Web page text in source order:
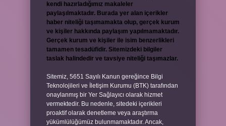
kendi hazırladığımız makaleler
paylaşılmaktadır. Burada yer alan içerikler
haber niteliği taşımamakta olup, gerçek kurum
ve kişiler hakkında paylaşım yapılmamaktadır.
Gerçek kurum ve kişiler ile isim benzerlikleri
tamamen tesadüfidir. Sitemizdeki bilgiler
taslak halindedir ve tavsiye niteliği taşımazlar.
Sitemiz, 5651 Sayılı Kanun gereğince Bilgi
Teknolojileri ve İletişim Kurumu (BTK) tarafından
onaylanmış bir Yer Sağlayıcı olarak hizmet
vermektedir. Bu nedenle, sitedeki içerikleri
proaktif olarak denetleme veya araştırma
yükümlülüğümüz bulunmamaktadır. Ancak,